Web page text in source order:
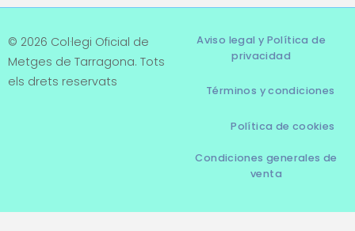
© 2026 Col·legi Oficial de
Metges de Tarragona. Tots
els drets reservats
Aviso legal y Política de
privacidad
Términos y condiciones
Política de cookies
Condiciones generales de
venta